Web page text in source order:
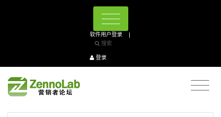
软件用户登录
|
搜索
登录